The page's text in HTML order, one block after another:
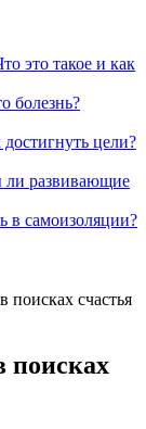
это такое и как
болезнь?
цели?
ли развивающие
в самоизоляции?
поисках счастья
поисках